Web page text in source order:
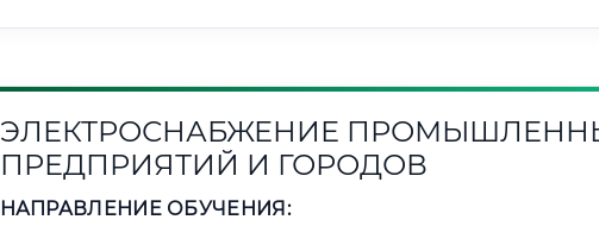
ЭЛЕКТРОСНАБЖЕНИЕ
ПРЕДПРИЯТИЙ И ГОРОДОВ
НАПРАВЛЕНИЕ ОБУЧЕНИЯ: